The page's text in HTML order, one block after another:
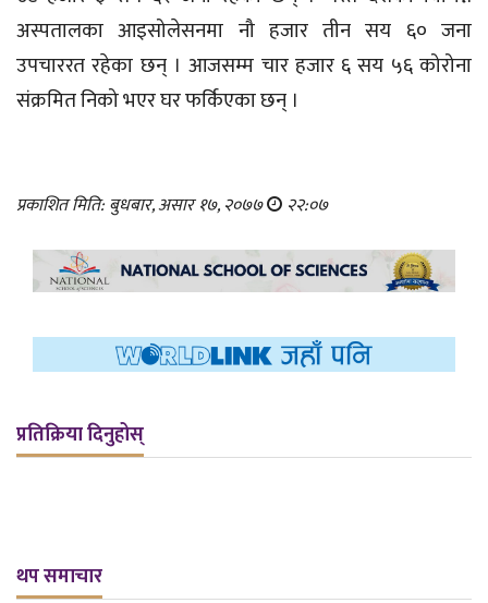
अस्पतालका आइसोलेसनमा नौ हजार तीन सय ६० जना
उपचाररत रहेका छन् । आजसम्म चार हजार ६ सय ५६ कोरोना
संक्रमित निको भएर घर फर्किएका छन् ।
प्रकाशित मिति: बुधबार, असार १७, २०७७ २२:०७
प्रतिक्रिया दिनुहोस्
थप समाचार